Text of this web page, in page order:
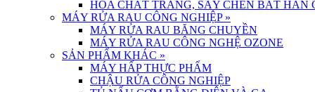
HÓA CHẤT TRÁNG, SẤY CHÉN BÁT HÀN
MÁY RỬA RAU CÔNG NGHIỆP »
MÁY RỬA RAU BĂNG CHUYỀN
MÁY RỬA RAU CÔNG NGHỆ OZONE
SẢN PHẨM KHÁC »
MÁY HẤP THỰC PHẨM
CHẬU RỬA CÔNG NGHIỆP